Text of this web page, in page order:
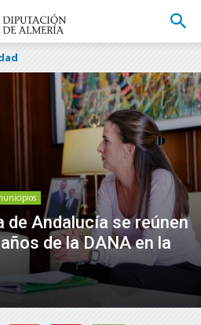
de Andalucía se reúnen
de la DANA en la